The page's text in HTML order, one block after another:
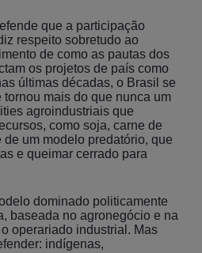
que a participação
respeito sobretudo ao
de como as pautas dos
os projetos de país como
últimas décadas, o Brasil se
tornou mais do que nunca um
agroindustriais que
como soja, carne de
de um modelo predatório, que
e queimar cerrado para
dominado politicamente
baseada no agronegócio e na
operariado industrial. Mas
indígenas,